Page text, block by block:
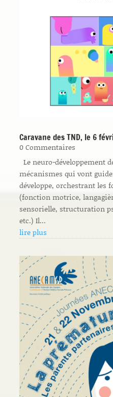
Caravane des TND, le 6
0 Commentaires
Le neuro-développement
mécanismes qui vont
développe, orchestrant les
(fonction motrice,
sensorielle, structuration
etc.) Il...
lire plus